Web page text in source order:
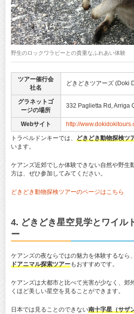
野生のロックワラビーとの貴重なふれあい体験
ツアー催行会
社名
どきどきツアーズ (Doki
グラネットゴ
ージの場所
332 Paglietta Rd, Arriga
Webサイト
http://
トラベルドンキーでは、 どきどき動物探検ツ
います。
ケアンズ近郊でしか体験できない自然や野生
方は、ぜひ参加してみてください。
どきどき動物探検ツアーのページはこちら
4. どきどき星空見学とワイル
ー
ケアンズの夜ならではの魅力を体験するなら、
ドアニマル探索ツアーもおすすめです。
ケアンズは大都市と比べて光害が少なく、郊
くほど美しい星空を見ることができます。
日本では見ることのできない南十字星（サザ